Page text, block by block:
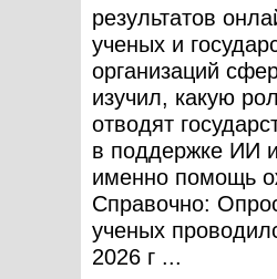
результатов
ученых и
организаций
изучил, какую
отводят
в поддержке ИИ
именно помощь
Справочно:
ученых
2026 г ...